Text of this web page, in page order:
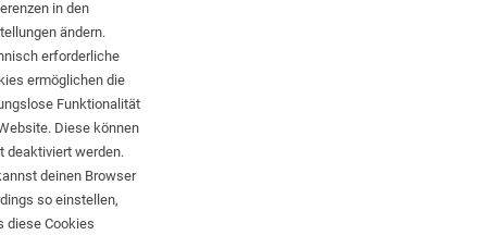
Kontakt
in den
ändern.
erforderliche
ermöglichen die
Funktionalität
Diese können
deaktiviert werden.
deinen Browser
so einstellen,
diese Cookies